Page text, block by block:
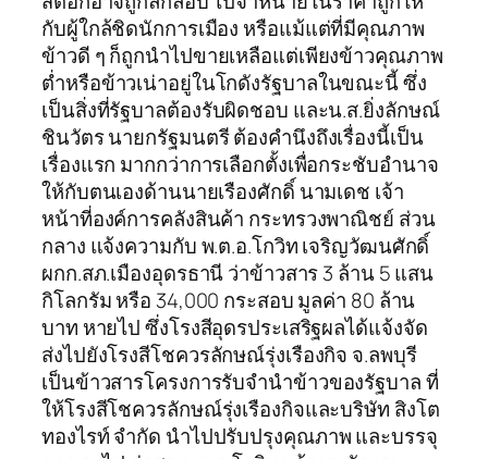
กับผู้ใกล้ชิดนักการเมือง หรือแม้แต่ที่มีคุณภาพ
ข้าวดี ๆ ก็ถูกนำไปขายเหลือแต่เพียงข้าวคุณภาพ
ต่ำหรือข้าวเน่าอยู่ในโกดังรัฐบาลในขณะนี้ ซึ่ง
เป็นสิ่งที่รัฐบาลต้องรับผิดชอบ และน.ส.ยิ่งลักษณ์
ชินวัตร นายกรัฐมนตรี ต้องคำนึงถึงเรื่องนี้เป็น
เรื่องแรก มากกว่าการเลือกตั้งเพื่อกระชับอำนาจ
ให้กับตนเองด้านนายเรืองศักดิ์ นามเดช เจ้า
หน้าที่องค์การคลังสินค้า กระทรวงพาณิชย์ ส่วน
กลาง แจ้งความกับ พ.ต.อ.โกวิท เจริญวัฒนศักดิ์
ผกก.สภ.เมืองอุดรธานี ว่าข้าวสาร 3 ล้าน 5 แสน
กิโลกรัม หรือ 34,000 กระสอบ มูลค่า 80 ล้าน
บาท หายไป ซึ่งโรงสีอุดรประเสริฐผลได้แจ้งจัด
ส่งไปยังโรงสีโชควรลักษณ์รุ่งเรืองกิจ จ.ลพบุรี
เป็นข้าวสารโครงการรับจำนำข้าวของรัฐบาล ที่
ให้โรงสีโชควรลักษณ์รุ่งเรืองกิจและบริษัท สิงโต
ทองไรท์ จำกัด นำไปปรับปรุงคุณภาพ และบรรจุ